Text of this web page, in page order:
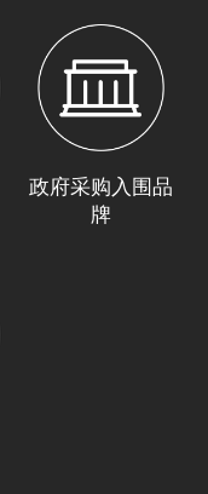
政府采购入围品
牌